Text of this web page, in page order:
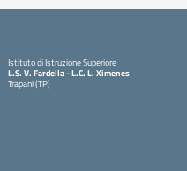
Istituto di Istruzione Superiore
L.S. V. Fardella - L.C. L. Ximenes
Trapani (TP)